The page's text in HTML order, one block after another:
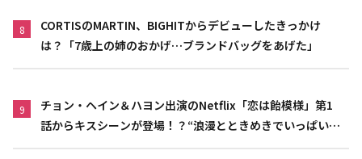
8
CORTISのMARTIN、BIGHITからデビューしたきっかけ
は？「7歳上の姉のおかげ…ブランドバッグをあげた」
9
チョン・ヘイン＆ハヨン出演のNetflix「恋は飴模様」第1
話からキスシーンが登場！？“浪漫とときめきでいっぱいの